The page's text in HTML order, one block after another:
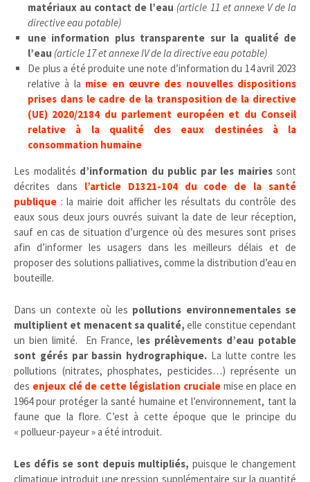
matériaux au contact de l’eau (article 11 et annexe V de la
directive eau potable)
une information plus transparente sur la qualité de
l’eau (article 17 et annexe IV de la directive eau potable)
De plus a été produite une note d’information du 14 avril 2023
relative à la mise en œuvre des nouvelles dispositions
prises dans le cadre de la transposition de la directive
(UE) 2020/2184 du parlement européen et du Conseil
relative à la qualité des eaux destinées à la
consommation humaine
Les modalités d’information du public par les mairiessont
décrites dans l’article D1321-104 du code de la santé
publique : la mairie doit afficher les résultats du contrôle des
eaux sous deux jours ouvrés suivant la date de leur réception,
sauf en cas de situation d’urgence où des mesures sont prises
afin d’informer les usagers dans les meilleurs délais et de
proposer des solutions palliatives, comme la distribution d’eau en
bouteille.
Dans un contexte où les pollutions environnementales se
multiplient et menacent sa qualité, elle constitue cependant
un bien limité. En France, les prélèvements d’eau potable
sont gérés par bassin hydrographique. La lutte contre les
pollutions (nitrates, phosphates, pesticides…) représente un
des enjeux clé de cette législation cruciale mise en place en
1964 pour protéger la santé humaine et l’environnement, tant la
faune que la flore. C’est à cette époque que le principe du
« pollueur-payeur » a été introduit.
Les défis se sont depuis multipliés, puisque le changement
climatique introduit une pression supplémentaire sur la quantité